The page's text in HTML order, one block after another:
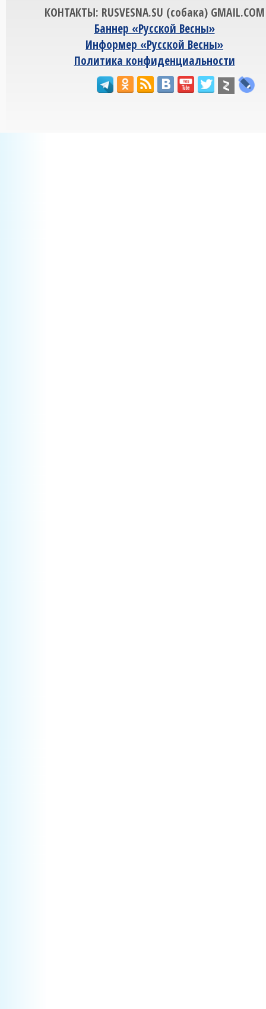
КОНТАКТЫ: RUSVESNA.SU (собака) GMAIL.COM
Баннер «Русской Весны»
Информер «Русской Весны»
Политика конфиденциальности